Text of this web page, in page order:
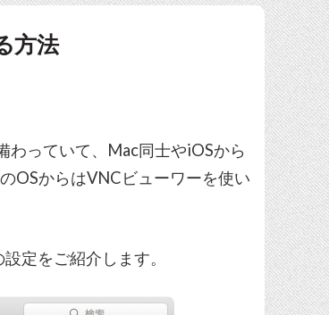
方法
わっていて、Mac同士やiOSから
OSからはVNCビューワーを使い
定をご紹介します。